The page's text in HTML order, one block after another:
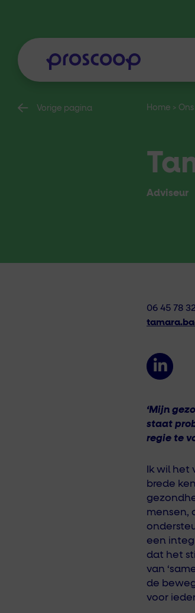
Vorige pagina Home >
Adviseur
06 45 78
‘Mijn
staat
regie te
Ik wil
brede
mensen,
een
dat het
van
de
voor